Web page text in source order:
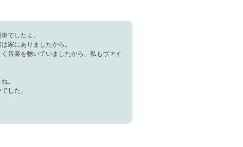
でしたよ。
家にありましたから。
音楽を聴いていましたから、私もヴァイ
。
した。